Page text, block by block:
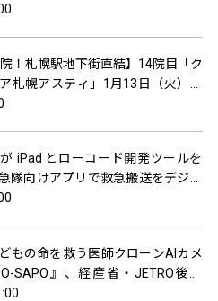
院！札幌駅地下街直結】14院目「ク
札幌アスティ」1月13日（火）に
iPad とローコード開発ツールを
隊向けアプリで救急搬送をデジタ
もの命を救う医師クローンAIカメ
SAPO』、経産省・JETRO後援
イノベーター」第2ステージ進出